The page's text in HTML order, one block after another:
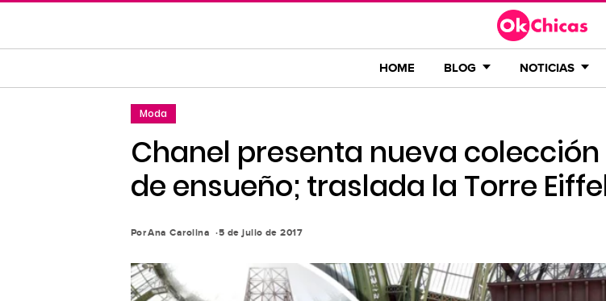
contenido
HOME BLOG NOTICIAS
Moda
Chanel presenta nueva
de ensueño; traslada la Torre
PorAna Carolina 5 de julio de 2017